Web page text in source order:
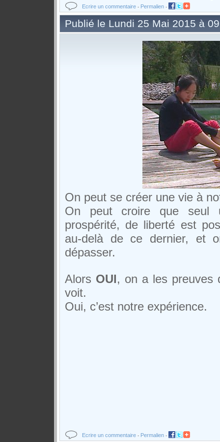
Ecrire un commentaire - Permalien -
Publié le Lundi 25 Mai 2015 à
On peut se créer une vie à
On peut croire que seul
prospérité, de liberté est
au-delà de ce dernier, et
dépasser.
Alors OUI, on a les preuves
voit.
Oui, c’est notre expérience.
Ecrire un commentaire - Permalien -